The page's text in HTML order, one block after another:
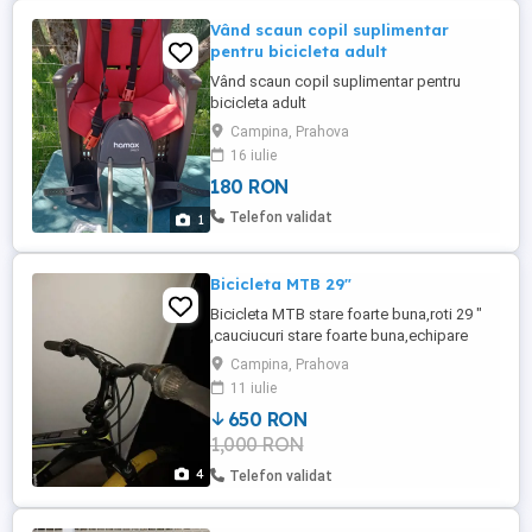
1
Vând scaun copil suplimentar
pentru bicicleta adult
Vând scaun copil suplimentar pentru
bicicleta adult
Campina, Prahova
16 iulie
180 RON
Telefon validat
4
Bicicleta MTB 29"
Bicicleta MTB stare foarte buna,roti 29 "
,cauciucuri stare foarte buna,echipare
Shimano.
Campina, Prahova
11 iulie
650 RON
1,000 RON
Telefon validat